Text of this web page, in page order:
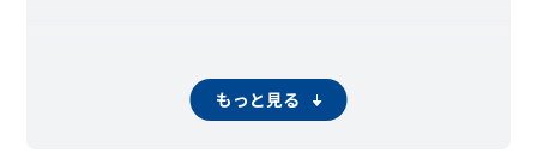
もっと見る